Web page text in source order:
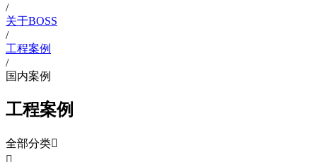
/
关于BOSS
/
工程案例
/
国内案例
工程案例
全部分类
